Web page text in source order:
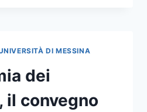
DI MESSINA
dei
il convegno